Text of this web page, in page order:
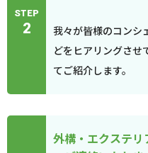
STEP
2
我々が皆様のコンシ
どをヒアリングさせ
てご紹介します。
外構・エクステ